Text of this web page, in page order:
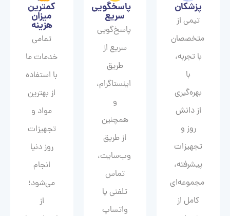
پزشکان
تیمی از
متخصصان
با تجربه،
با
بهره‌گیری
از دانش
روز و
تجهیزات
پیشرفته،
مجموعه‌ای
کامل از
پاسخگویی
سریع
پاسخ‌گویی
سریع از
طریق
اینستاگرام،
و
همچنین
از طریق
وب‌سایت،
تماس
تلفنی یا
واتساپ
کمترین
میزان
هزینه
تمامی
خدمات ما
با استفاده
از بهترین
مواد و
تجهیزات
روز دنیا
انجام
می‌شود؛
از